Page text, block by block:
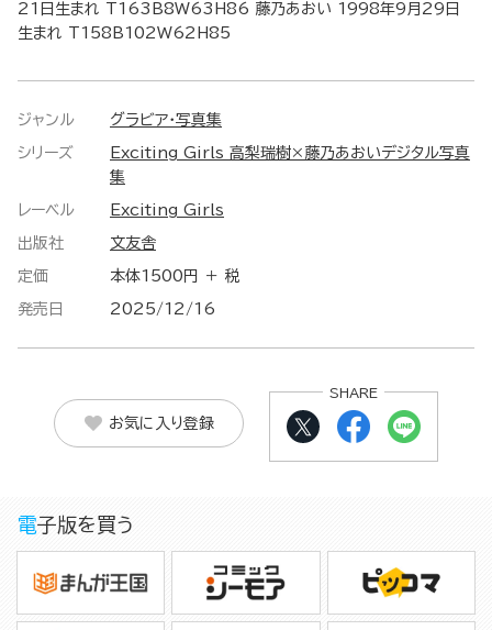
21日生まれ T163B8W63H86 藤乃あおい 1998年9月29日
生まれ T158B102W62H85
ジャンル グラビア・写真集
シリーズ
Exciting Girls 高梨瑞樹×藤乃あおいデジタル写真
集
レーベル Exciting Girls
出版社 文友舎
定価 本体1500円 ＋ 税
発売日 2025/12/16
お気に入り登録
SHARE
電子版を買う